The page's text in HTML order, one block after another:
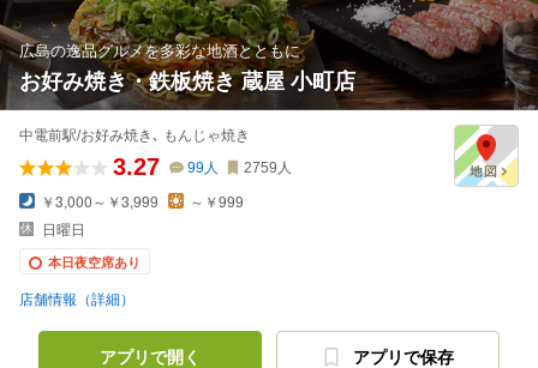
広島の逸品グルメを多彩な地酒とともに
お好み焼き・鉄板焼き 蔵屋 小町店
中電前駅/お好み焼き､ もんじゃ焼き
3.27 99人 2759 人
￥3,000～￥3,999
～￥999
日曜日
本日夜空席あり
店舗情報（詳細）
アプリで開く アプリで保存